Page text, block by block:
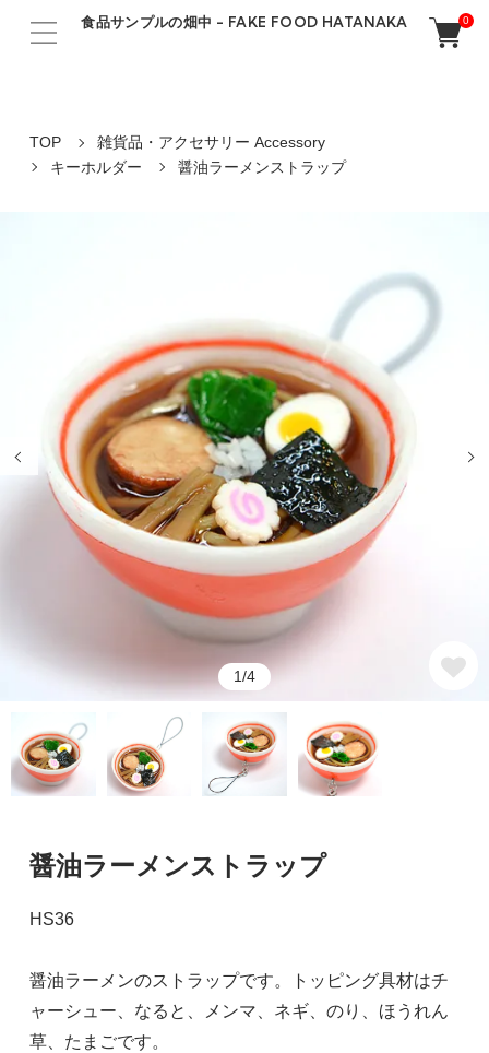
食品サンプルの畑中 - FAKE FOOD HATANAKA 0
TOP
雑貨品・アクセサリー Accessory
キーホルダー
醤油ラーメンストラップ
1/4
醤油ラーメンストラップ
HS36
醤油ラーメンのストラップです。トッピング具材はチ
ャーシュー、なると、メンマ、ネギ、のり、ほうれん
草、たまごです。